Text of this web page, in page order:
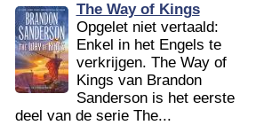
The Way of Kings
Opgelet niet vertaald:
Enkel in het Engels te
verkrijgen. The Way of
Kings van Brandon
Sanderson is het eerste
deel van de serie The...